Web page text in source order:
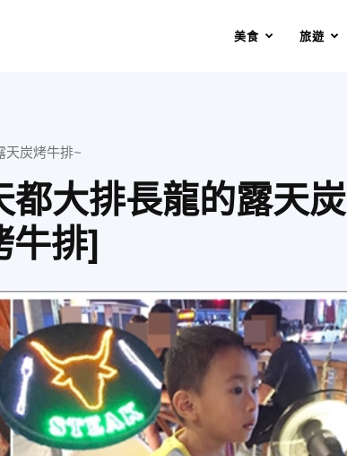
美食 旅遊
天炭烤牛排~
大排長龍的露天炭
牛排]